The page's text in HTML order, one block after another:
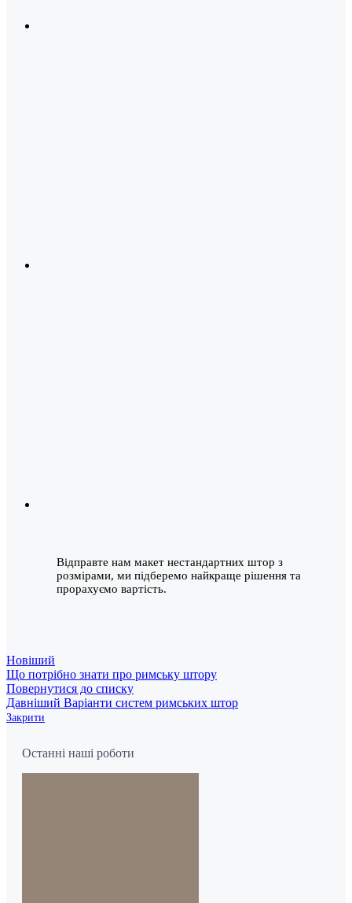
Відправте нам макет нестандартних штор з
розмірами, ми підберемо найкраще рішення та
прорахуємо вартість.
Новіший
Що потрібно знати про римську штору
Повернутися до списку
Давніший Варіанти систем римських штор
Закрити
Останні наші роботи